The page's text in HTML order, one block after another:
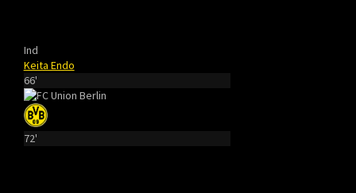
Ind
Keita Endo
66'
72'